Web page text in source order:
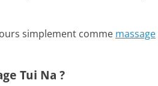
simplement comme massage
Tui Na ?